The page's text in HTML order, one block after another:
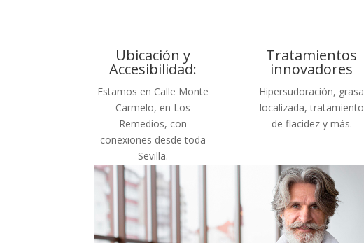
Ubicación y
Accesibilidad:
Estamos en Calle Monte
Carmelo, en Los
Remedios, con
conexiones desde toda
Sevilla.
Tratamientos
innovadores
Hipersudoración, grasa
localizada, tratamiento
de flacidez y más.